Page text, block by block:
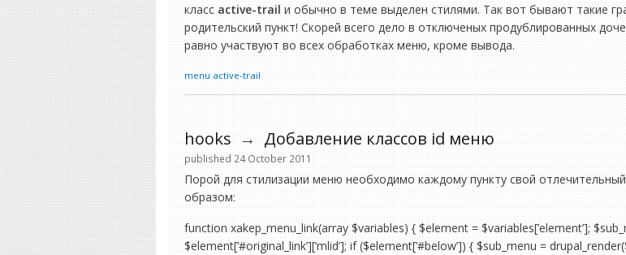
классactive-trailи обычно в теме выделен стилями. Так вот бывают такие
родительский пункт! Скорей всего дело в отключеных продублированных
равно участвуют во всех обработках меню, кроме вывода.
menu active-trail
hooks→Добавление классов id меню
published 24 October 2011
Порой для стилизации меню необходимо каждому пункту свой
образом:
function xakep_menu_link(array $variables) { $element = $variables[’element’];
$element[’#original_link’][‘mlid’]; if ($element[’#below’]) { $sub_menu =